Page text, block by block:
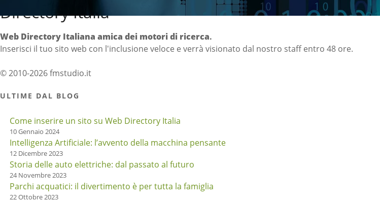
Directory Italia
Web Directory Italiana amica dei motori di ricerca.
Inserisci il tuo sito web con l'inclusione veloce e verrà visionato dal nostro staff entro 48 ore.
© 2010-2026 fmstudio.it
ULTIME DAL BLOG
Come inserire un sito su Web Directory Italia
10 Gennaio 2024
Intelligenza Artificiale: l’avvento della macchina pensante
12 Dicembre 2023
Storia delle auto elettriche: dal passato al futuro
24 Novembre 2023
Parchi acquatici: il divertimento è per tutta la famiglia
22 Ottobre 2023